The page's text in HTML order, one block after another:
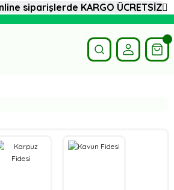
siparişlerde KARGO ÜCRETSİZ